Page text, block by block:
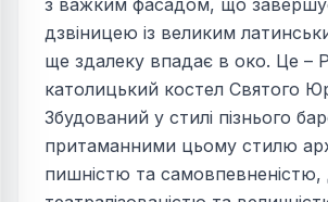
з важким фасадом, що
дзвіницею із великим
ще здалеку впадає в око. Це –
католицький костел Святого
Збудований у стилі пізнього
притаманними цьому стилю
пишністю та